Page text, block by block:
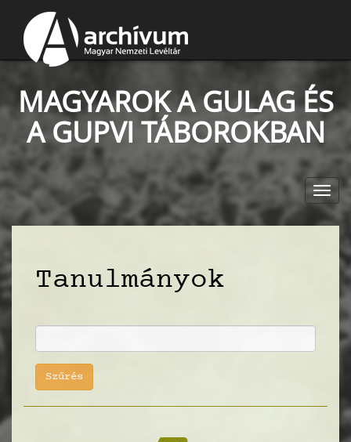
MAGYAROK A GULAG ÉS
A GUPVI TÁBOROKBAN
Tanulmányok
Szűrés